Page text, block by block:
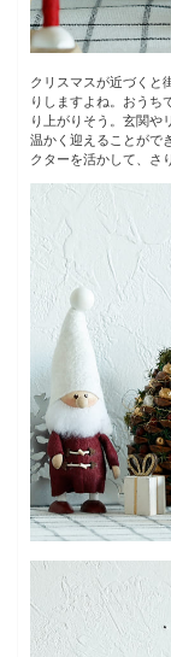
クリスマスが近づくと
りしますよね。おうち
り上がりそう。玄関や
温かく迎えることがで
クターを活かして、さ